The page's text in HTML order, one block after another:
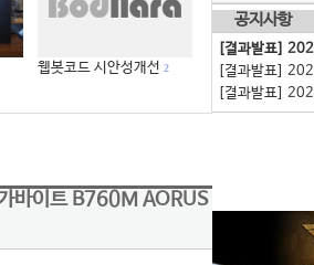
웹봇코드 시안성개선 2
공지사항
[결과발표]
[결과발표]
[결과발표]
바이트 B760M AORUS